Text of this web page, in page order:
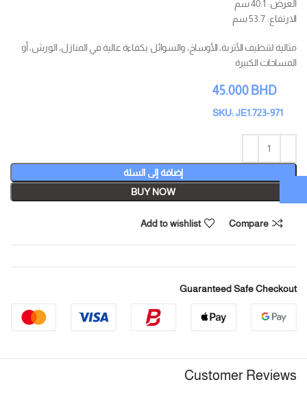
العرض: 40.1 سم
الارتفاع: 53.7 سم
مثالية لتنظيف الأتربة، الأوساخ، والسوائل بكفاءة عالية في المنازل، الورش، أو
المساحات الكبيرة
45.000 BHD
SKU: JE1.723-971
إضافة إلى السلة
BUY NOW
Compare
Add to wishlist
Guaranteed Safe Checkout
Customer Reviews